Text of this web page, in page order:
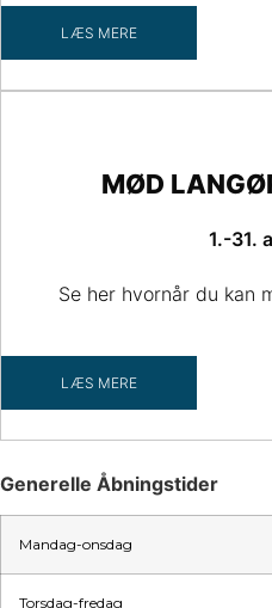
LÆS MERE
MØD
1.-31.
Se her hvornår du kan
LÆS MERE
Generelle Åbningstider
Mandag-onsdag
Torsdag-fredag